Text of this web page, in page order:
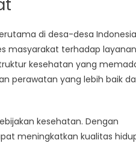
di desa-desa
masyarakat terhadap layanan
kesehatan yang
perawatan yang lebih baik
kesehatan. Dengan
meningkatkan kualitas